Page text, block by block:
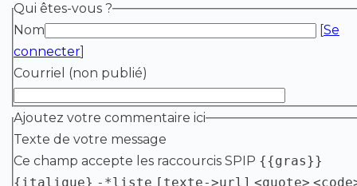
Qui êtes-vous ?
Nom
[Se
connecter]
Courriel (non publié)
Ajoutez votre commentaire ici
Texte de votre message
Ce champ accepte les raccourcis SPIP {{gras}}
{italique} -*liste [texte->url] <quote>